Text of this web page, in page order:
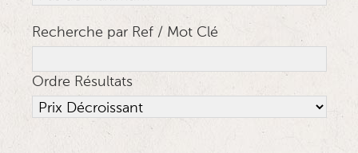
Recherche par Ref / Mot Clé
Ordre Résultats